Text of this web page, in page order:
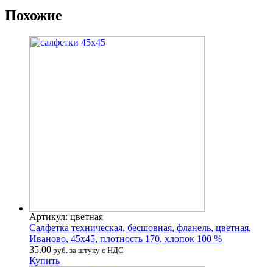
Похожие
Артикул: цветная
Салфетка техническая, бесшовная, фланель, цветная,
Иваново, 45х45, плотность 170, хлопок 100 %
35.00 руб. за штуку с НДС
Купить